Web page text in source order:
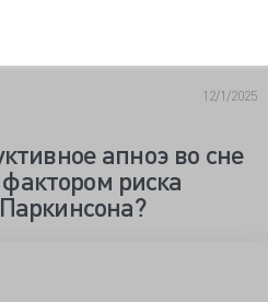
12/1/2025
апноэ во сне
риска